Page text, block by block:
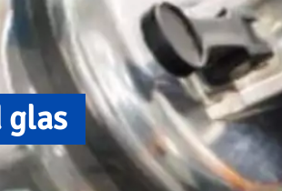
glas